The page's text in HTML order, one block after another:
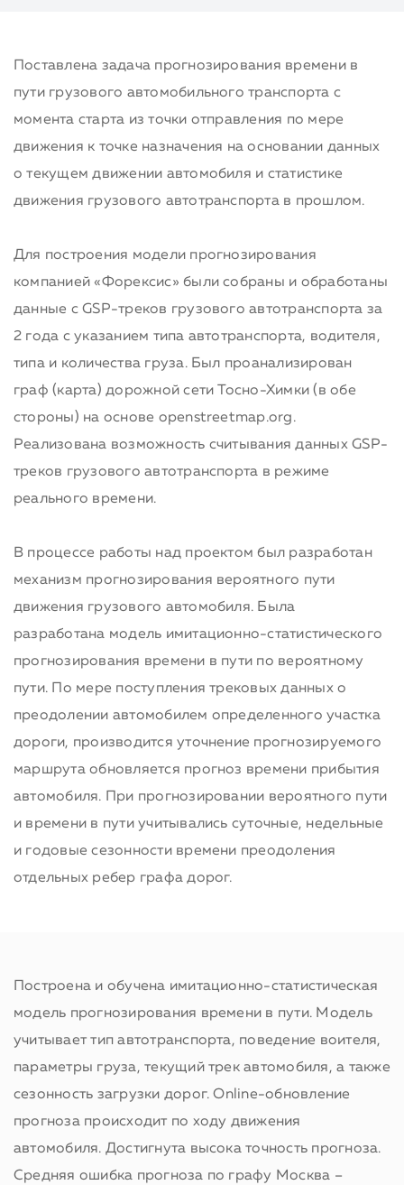
Поставлена задача прогнозирования времени в
пути грузового автомобильного транспорта с
момента старта из точки отправления по мере
движения к точке назначения на основании данных
о текущем движении автомобиля и статистике
движения грузового автотранспорта в прошлом.
Для построения модели прогнозирования
компанией «Форексис» были собраны и обработаны
данные с GSP-треков грузового автотранспорта за
2 года с указанием типа автотранспорта, водителя,
типа и количества груза. Был проанализирован
граф (карта) дорожной сети Тосно-Химки (в обе
стороны) на основе openstreetmap.org.
Реализована возможность считывания данных GSP-
треков грузового автотранспорта в режиме
реального времени.
В процессе работы над проектом был разработан
механизм прогнозирования вероятного пути
движения грузового автомобиля. Была
разработана модель имитационно-статистического
прогнозирования времени в пути по вероятному
пути. По мере поступления трековых данных о
преодолении автомобилем определенного участка
дороги, производится уточнение прогнозируемого
маршрута обновляется прогноз времени прибытия
автомобиля. При прогнозировании вероятного пути
и времени в пути учитывались суточные, недельные
и годовые сезонности времени преодоления
отдельных ребер графа дорог.
Построена и обучена имитационно-статистическая
модель прогнозирования времени в пути. Модель
учитывает тип автотранспорта, поведение воителя,
параметры груза, текущий трек автомобиля, а также
сезонность загрузки дорог. Online-обновление
прогноза происходит по ходу движения
автомобиля. Достигнута высока точность прогноза.
Средняя ошибка прогноза по графу Москва –